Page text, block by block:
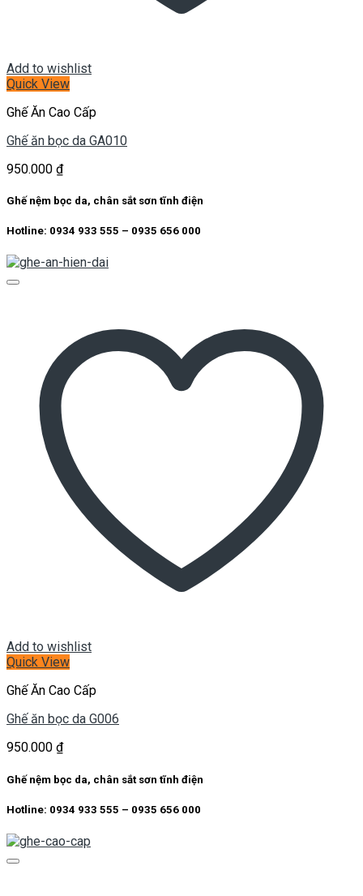
Add to wishlist
Quick View
Ghế Ăn Cao Cấp
Ghế ăn bọc da GA010
950.000 ₫
Ghế nệm bọc da, chân sắt sơn tĩnh điện
Hotline: 0934 933 555 – 0935 656 000
Add to wishlist
Quick View
Ghế Ăn Cao Cấp
Ghế ăn bọc da G006
950.000 ₫
Ghế nệm bọc da, chân sắt sơn tĩnh điện
Hotline: 0934 933 555 – 0935 656 000